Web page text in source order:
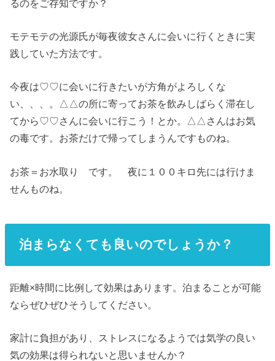
るのをご存知ですか？
モテモテの光源氏が毎夜彼女さんに会いに行くときに実
践していた方法です。
今夜は♡♡に会いに行きたいが方角がよろしくな
い、、、。△△の所に寄ってお茶を飲みしばらく滞在し
てから♡♡さんに会いに行こう！とか。△△さんはお気
の毒です。お茶だけで帰ってしまうんですものね。
お茶＝お水取り です。 夜に１００キロ先には行けま
せんものね。
泊まらなくても良いのでしょうか？
距離×時間に比例して効果はあります。泊まることが可能
ならぜひぜひそうしてください。
家計に負担があり、ストレスになるようでは気学の良い
気の効果は得られないと思いませんか？